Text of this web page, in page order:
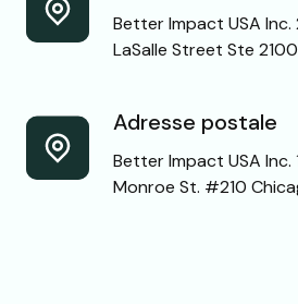
Better Impact USA Inc.
LaSalle Street Ste
Adresse postale
Better Impact USA Inc.
Monroe St. #210